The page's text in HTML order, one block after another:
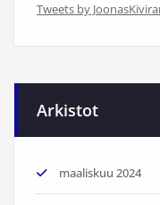
Tweets by
Arkistot
maaliskuu 2024